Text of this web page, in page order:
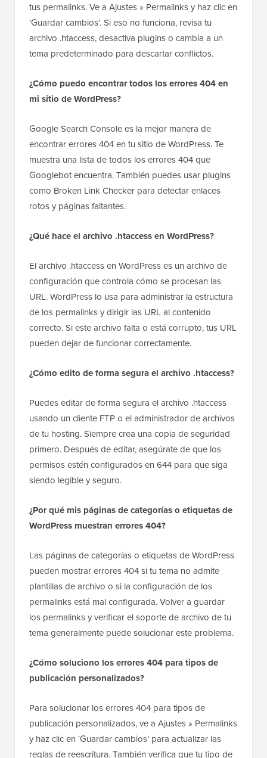
tus permalinks. Ve a Ajustes » Permalinks y haz clic en
‘Guardar cambios’. Si eso no funciona, revisa tu
archivo .htaccess, desactiva plugins o cambia a un
tema predeterminado para descartar conflictos.
¿Cómo puedo encontrar todos los errores 404 en
mi sitio de WordPress?
Google Search Console es la mejor manera de
encontrar errores 404 en tu sitio de WordPress. Te
muestra una lista de todos los errores 404 que
Googlebot encuentra. También puedes usar plugins
como Broken Link Checker para detectar enlaces
rotos y páginas faltantes.
¿Qué hace el archivo .htaccess en WordPress?
El archivo .htaccess en WordPress es un archivo de
configuración que controla cómo se procesan las
URL. WordPress lo usa para administrar la estructura
de los permalinks y dirigir las URL al contenido
correcto. Si este archivo falta o está corrupto, tus URL
pueden dejar de funcionar correctamente.
¿Cómo edito de forma segura el archivo .htaccess?
Puedes editar de forma segura el archivo .htaccess
usando un cliente FTP o el administrador de archivos
de tu hosting. Siempre crea una copia de seguridad
primero. Después de editar, asegúrate de que los
permisos estén configurados en 644 para que siga
siendo legible y seguro.
¿Por qué mis páginas de categorías o etiquetas de
WordPress muestran errores 404?
Las páginas de categorías o etiquetas de WordPress
pueden mostrar errores 404 si tu tema no admite
plantillas de archivo o si la configuración de los
permalinks está mal configurada. Volver a guardar
los permalinks y verificar el soporte de archivo de tu
tema generalmente puede solucionar este problema.
¿Cómo soluciono los errores 404 para tipos de
publicación personalizados?
Para solucionar los errores 404 para tipos de
publicación personalizados, ve a Ajustes » Permalinks
y haz clic en ‘Guardar cambios’ para actualizar las
reglas de reescritura. También verifica que tu tipo de